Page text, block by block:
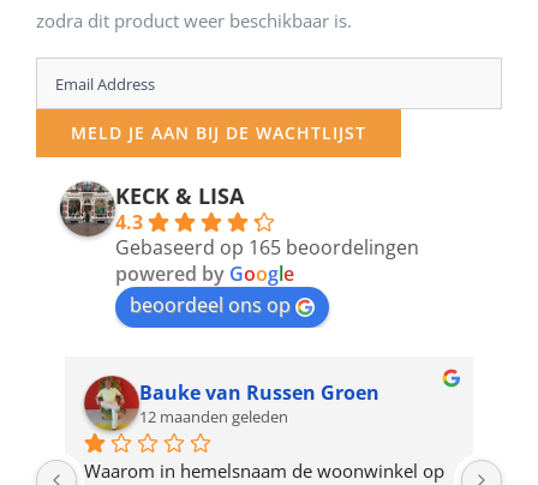
zodra dit product weer beschikbaar is.
Enter
your
email
address
product
MELD JE AAN BIJ DE WACHTLIJST
KECK & LISA
4.3
Gebaseerd op 165 beoordelingen
powered by Google
beoordeel ons op
Bauke van Russen Groen
12 maanden geleden
Waarom in hemelsnaam de woonwinkel op